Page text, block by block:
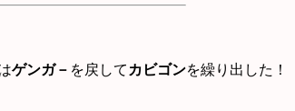
ゲンガ－ を戻して カビゴンを繰り出した！